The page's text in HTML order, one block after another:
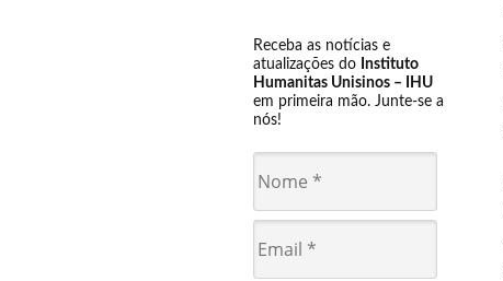
Receba as notícias e
atualizações do Instituto
Humanitas Unisinos – IHU
em primeira mão. Junte-se a
nós!